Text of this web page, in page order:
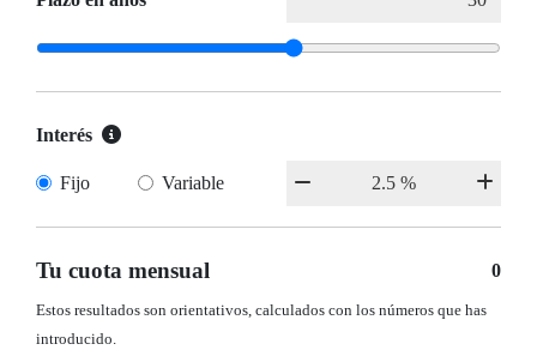
Interés
Fijo Variable
Tu cuota mensual 0
Estos resultados son orientativos, calculados con los números que has
introducido.